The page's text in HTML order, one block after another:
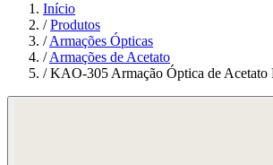
Início
/Produtos
/Armações Ópticas
/Armações de Acetato
/KAO-305 Armação Óptica de Acetato